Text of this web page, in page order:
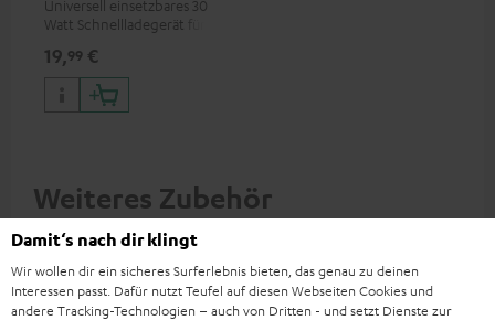
Universell einsetzbares 30
Watt Schnellladegerät für
Apple iPhones, Android
Smartphones, Tablets und
Geräte mit USB-C-Anschluss
19,99 €
Weiteres Zubehör
Damit‘s nach dir klingt
Wir wollen dir ein sicheres Surferlebnis bieten, das genau zu deinen
Interessen passt. Dafür nutzt Teufel auf diesen Webseiten Cookies und
andere Tracking-Technologien – auch von Dritten - und setzt Dienste zur